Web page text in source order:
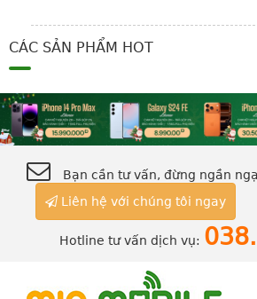
CÁC SẢN PHẨM HOT
Bạn cần tư vấn, đừng ngần
Liên hệ với chúng tôi ngay
Hotline tư vấn dịch vụ: